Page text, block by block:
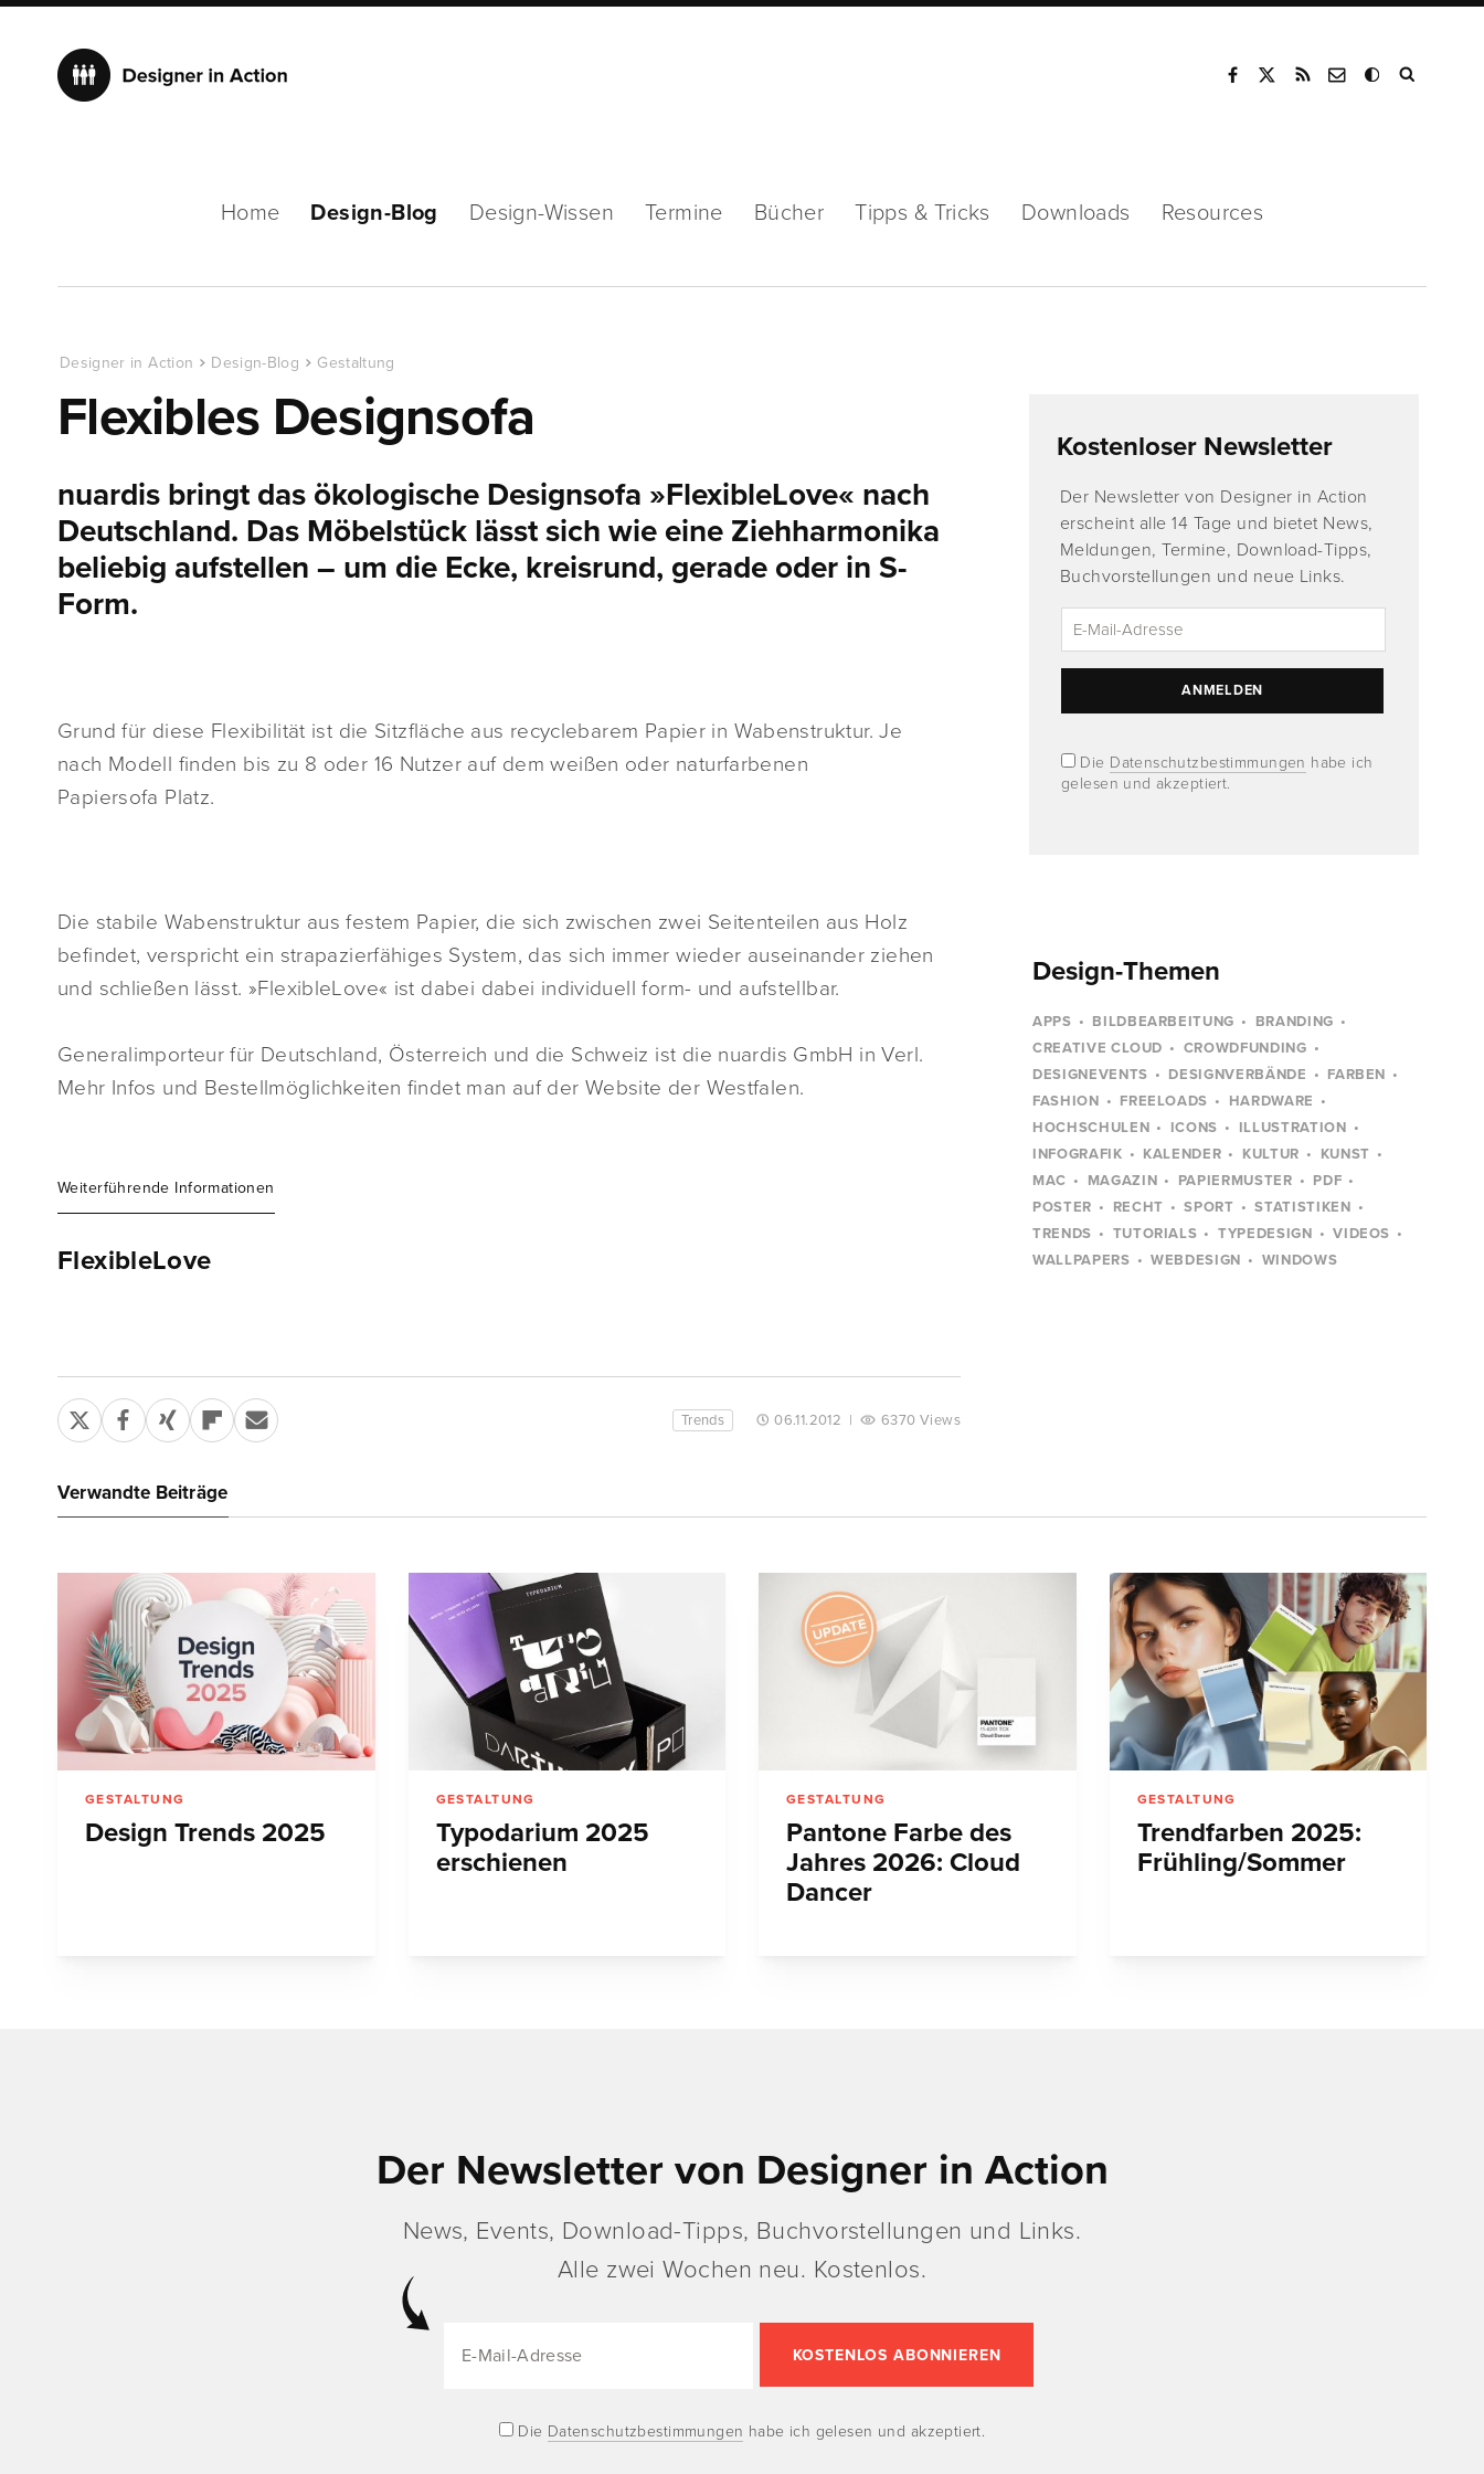
Home Design-Blog Design-Wissen Termine Bücher Tipps & Tricks Downloads Resources
Designer in Action Design-Blog Gestaltung
Flexibles Designsofa
nuardis bringt das ökologische Designsofa »FlexibleLove« nach
Deutschland. Das Möbelstück lässt sich wie eine Ziehharmonika
beliebig aufstellen – um die Ecke, kreisrund, gerade oder in S-
Form.
Grund für diese Flexibilität ist die Sitzfläche aus recyclebarem Papier in Wabenstruktur. Je
nach Modell finden bis zu 8 oder 16 Nutzer auf dem weißen oder naturfarbenen
Papiersofa Platz.
Die stabile Wabenstruktur aus festem Papier, die sich zwischen zwei Seitenteilen aus Holz
befindet, verspricht ein strapazierfähiges System, das sich immer wieder auseinander ziehen
und schließen lässt. »FlexibleLove« ist dabei dabei individuell form- und aufstellbar.
Generalimporteur für Deutschland, Österreich und die Schweiz ist die nuardis GmbH in Verl.
Mehr Infos und Bestellmöglichkeiten findet man auf der Website der Westfalen.
Weiterführende Informationen
FlexibleLove
Trends 06.11.2012 | 6370 Views
Kostenloser Newsletter
Der Newsletter von Designer in Action
erscheint alle 14 Tage und bietet News,
Meldungen, Termine, Download-Tipps,
Buchvorstellungen und neue Links.
Die Datenschutzbestimmungen habe ich
gelesen und akzeptiert.
Design-Themen
APPS BILDBEARBEITUNG
BRANDING
CREATIVE CLOUD
CROWDFUNDING
DESIGNEVENTS
DESIGNVERBÄNDE
FARBEN
FASHION
FREELOADS
HARDWARE
HOCHSCHULEN
ICONS
ILLUSTRATION
INFOGRAFIK
KALENDER KULTUR
KUNST
MAC
MAGAZIN PAPIERMUSTER
PDF
POSTER
RECHT SPORT
STATISTIKEN
TRENDS
TUTORIALS TYPEDESIGN
VIDEOS
WALLPAPERS
WEBDESIGN WINDOWS
Verwandte Beiträge
GESTALTUNG
Design Trends 2025
GESTALTUNG
Typodarium 2025
erschienen
GESTALTUNG
Pantone Farbe des
Jahres 2026: Cloud
Dancer
GESTALTUNG
Trendfarben 2025:
Frühling/Sommer
Der Newsletter von Designer in Action
News, Events, Download-Tipps, Buchvorstellungen und Links.
Alle zwei Wochen neu. Kostenlos.
Die Datenschutzbestimmungen habe ich gelesen und akzeptiert.